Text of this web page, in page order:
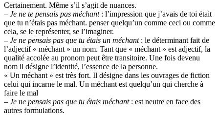
Certainement. Même s’il s’agit de nuances.
– Je ne te pensais pas méchant: l’impression que j’avais de toi était
que tu n’étais pas méchant. penser quelqu’un comme ceci ou comme
cela, se le représenter, se l’imaginer.
– Je ne pensais pas que tu étais un méchant: le déterminant fait de
l’adjectif « méchant » un nom. Tant que « méchant » est adjectif, la
qualité accolée au pronom peut être transitoire. Une fois devenu
nom il désigne l’identité, l’essence de la personne.
« Un méchant » est très fort. Il désigne dans les ouvrages de fiction
celui qui incarne le mal. Un méchant est quelqu’un qui cherche à
faire le mal
– Je ne pensais pas que tu étais méchant: est neutre en face des
autres formulations.